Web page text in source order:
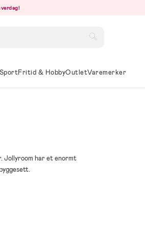
Fritid & HobbyOutletVaremerker
Jollyroom har et enormt